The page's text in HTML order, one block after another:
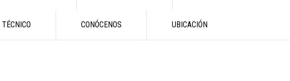
CONÓCENOS UBICACIÓN